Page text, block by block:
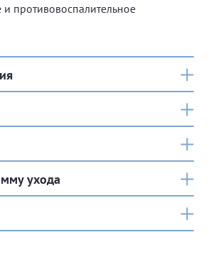
противовоспалительное
ухода